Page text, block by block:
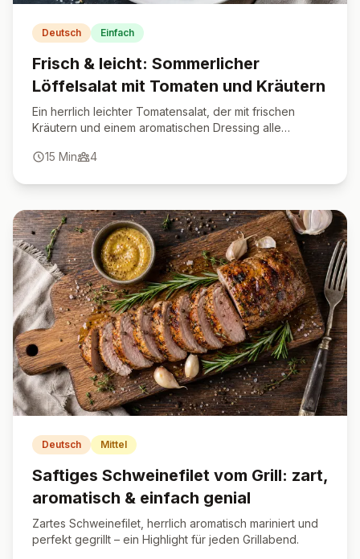
Deutsch Einfach
Frisch & leicht: Sommerlicher
Löffelsalat mit Tomaten und Kräutern
Ein herrlich leichter Tomatensalat, der mit frischen
Kräutern und einem aromatischen Dressing alle
sommerliche Vorspeise.
15 Min 4
Deutsch Mittel
Saftiges Schweinefilet vom Grill: zart,
aromatisch & einfach genial
Zartes Schweinefilet, herrlich aromatisch mariniert und
perfekt gegrillt – ein Highlight für jeden Grillabend.